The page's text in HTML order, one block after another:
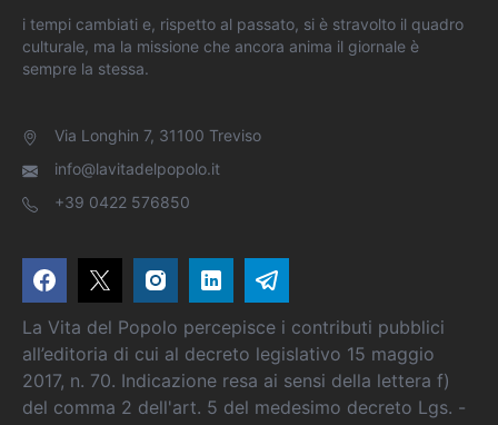
i tempi cambiati e, rispetto al passato, si è stravolto il quadro
culturale, ma la missione che ancora anima il giornale è
sempre la stessa.
Via Longhin 7, 31100 Treviso
info@lavitadelpopolo.it
+39 0422 576850
La Vita del Popolo percepisce i contributi pubblici
all’editoria di cui al decreto legislativo 15 maggio
2017, n. 70. Indicazione resa ai sensi della lettera f)
del comma 2 dell'art. 5 del medesimo decreto Lgs. -